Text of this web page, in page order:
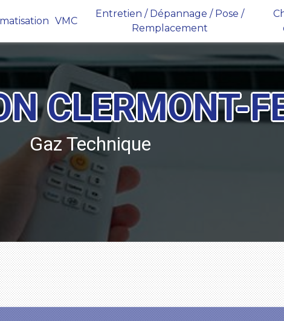
VMC
Entretien / Dépannage / Pose /
Remplacement
CLERMONT-
Gaz Technique